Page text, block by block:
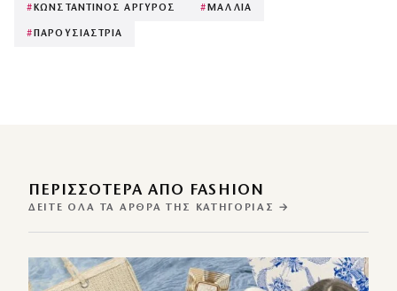
# ΚΩΝΣΤΑΝΤΙΝΟΣ ΑΡΓΥΡΟΣ # ΜΑΛΛΙΑ
# ΠΑΡΟΥΣΙΑΣΤΡΙΑ
ΠΕΡΙΣΣΌΤΕΡΑ ΑΠΌ FASHION
ΔΕΊΤΕ ΌΛΑ ΤΑ ΆΡΘΡΑ ΤΗΣ ΚΑΤΗΓΟΡΊΑΣ →